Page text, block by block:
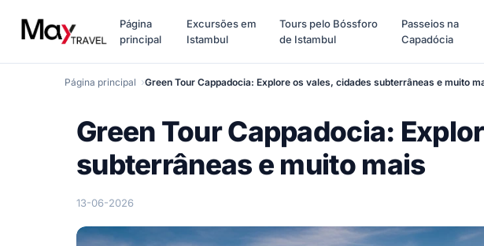
Página
principal
Excursões em
Istambul
Tours pelo Bóssforo
de Istambul
Passeios na
Capadócia
Página principal Green Tour Cappadocia: Explore os vales, cidades subterrâneas e muito
Green Tour Cappadocia:
subterrâneas e muito mais
13-06-2026